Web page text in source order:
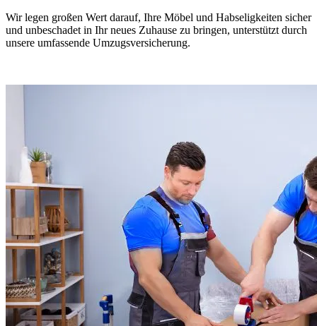
Wir legen großen Wert darauf, Ihre Möbel und Habseligkeiten sicher
und unbeschadet in Ihr neues Zuhause zu bringen, unterstützt durch
unsere umfassende Umzugsversicherung.